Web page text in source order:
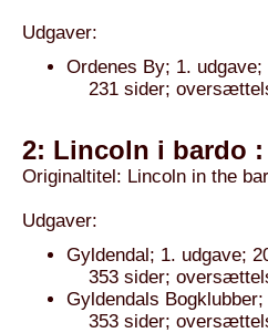
Udgaver:
Ordenes By; 1. udgave;
231 sider;
2: Lincoln i bardo :
Originaltitel: Lincoln in the
Udgaver:
Gyldendal; 1. udgave;
353 sider;
Gyldendals
353 sider;